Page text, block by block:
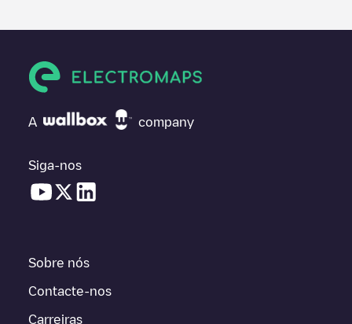
A company
Siga-nos
Sobre nós
Contacte-nos
Carreiras